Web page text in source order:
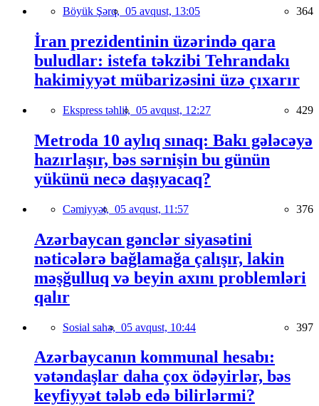
Böyük Şərq, 05 avqust, 13:05 364
İran prezidentinin üzərində qara
buludlar: istefa təkzibi Tehrandakı
hakimiyyət mübarizəsini üzə çıxarır
Ekspress təhlil, 05 avqust, 12:27 429
Metroda 10 aylıq sınaq: Bakı gələcəyə
hazırlaşır, bəs sərnişin bu günün
yükünü necə daşıyacaq?
Cəmiyyət, 05 avqust, 11:57 376
Azərbaycan gənclər siyasətini
nəticələrə bağlamağa çalışır, lakin
məşğulluq və beyin axını problemləri
qalır
Sosial sahə, 05 avqust, 10:44 397
Azərbaycanın kommunal hesabı:
vətəndaşlar daha çox ödəyirlər, bəs
keyfiyyət tələb edə bilirlərmi?